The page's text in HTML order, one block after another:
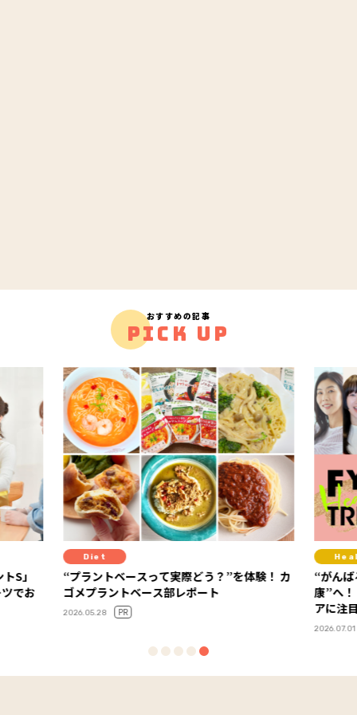
おすすめの記事
PICK UP
S」
でお
Diet
“プラントベースって実際どう？”を体験！ カ
ゴメプラントベース部レポート
2026.05.28 PR
“がん
康”へ
アに注
2026.07.01